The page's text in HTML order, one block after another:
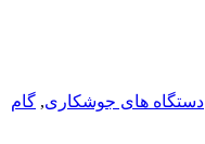
دستگاه های جوشکاری, گام